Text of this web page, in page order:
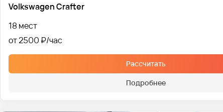
Volkswagen Crafter
18 мест
от 2500 ₽
Рассчитать
Подробнее